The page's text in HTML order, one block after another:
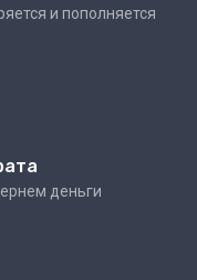
и пополняется
деньги